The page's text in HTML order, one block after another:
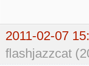
2011-02-07
flashjazzcat